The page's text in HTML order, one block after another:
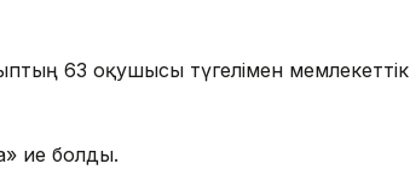
63 оқушысы түгелімен мемлекеттік
ие болды.